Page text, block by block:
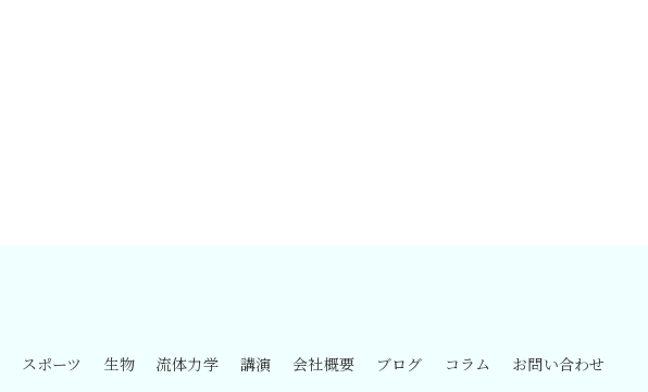
スポーツ 生物 流体力学 講演 会社概要 ブログ コラム お問い合わせ